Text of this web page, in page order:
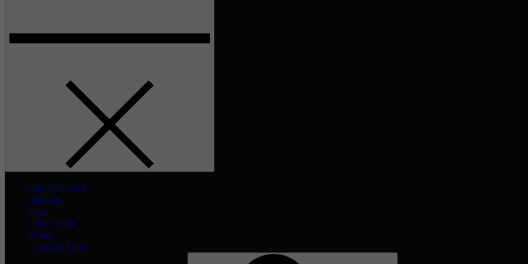
Laman Utama
Hiburan
Viral
Gaya Hidup
Acara
Tentang Kami